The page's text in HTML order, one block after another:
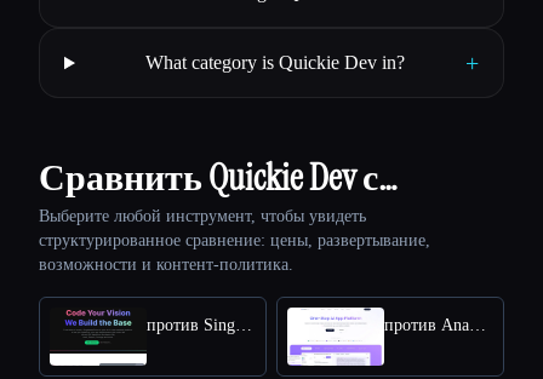
What category is Quickie Dev in? +
Сравнить Quickie Dev с…
Выберите любой инструмент, чтобы увидеть
структурированное сравнение: цены, развертывание,
возможности и контент-политика.
против SinglebaseCloud против Anakin AI